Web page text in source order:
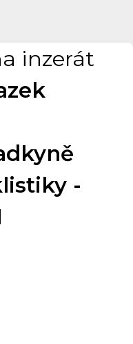
inzerát
-